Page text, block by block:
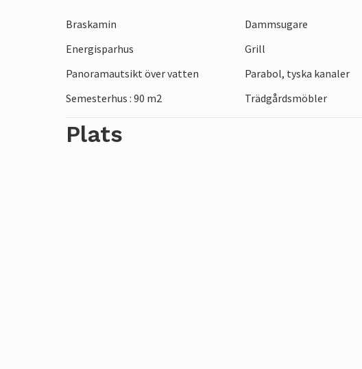
1200-talet. Det rymmer ett spöke och en utmärkt
restaurang och färjeförbindelsen till Nordsjälland.
fångar krabbor på piren.
Braskamin Dammsugare
Energisparhus
Grill
Panoramautsikt över vatten
Parabol, tyska kanaler
Semesterhus : 90 m2
Trädgårdsmöbler
Plats